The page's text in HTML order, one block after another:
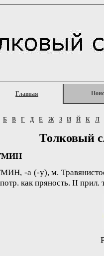
Главная
Б В Г Д Е Ж З И Й К Л
Толковый
-а (-у), м.
как пряность. II